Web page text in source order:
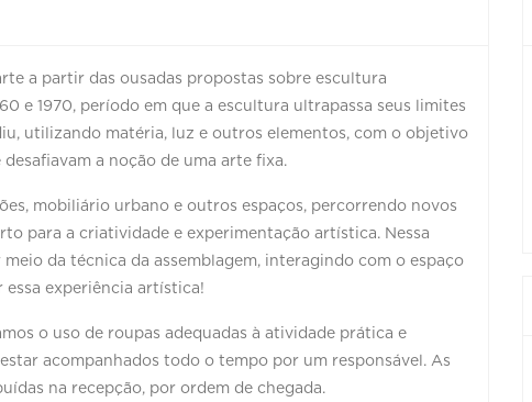
a partir das ousadas propostas sobre escultura
e 1970, período em que a escultura ultrapassa seus limites
utilizando matéria, luz e outros elementos, com o objetivo
a noção de uma arte fixa.
mobiliário urbano e outros espaços, percorrendo novos
para a criatividade e experimentação artística. Nessa
da técnica da assemblagem, interagindo com o espaço
essa experiência artística!
o uso de roupas adequadas à atividade prática e
acompanhados todo o tempo por um responsável. As
na recepção, por ordem de chegada.